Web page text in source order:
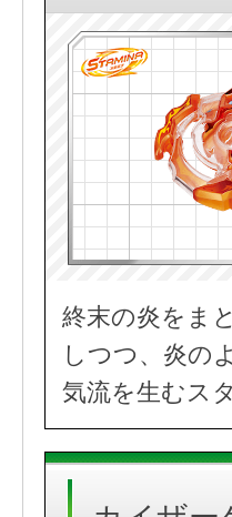
終末の炎をま
しつつ、炎の
気流を生むス